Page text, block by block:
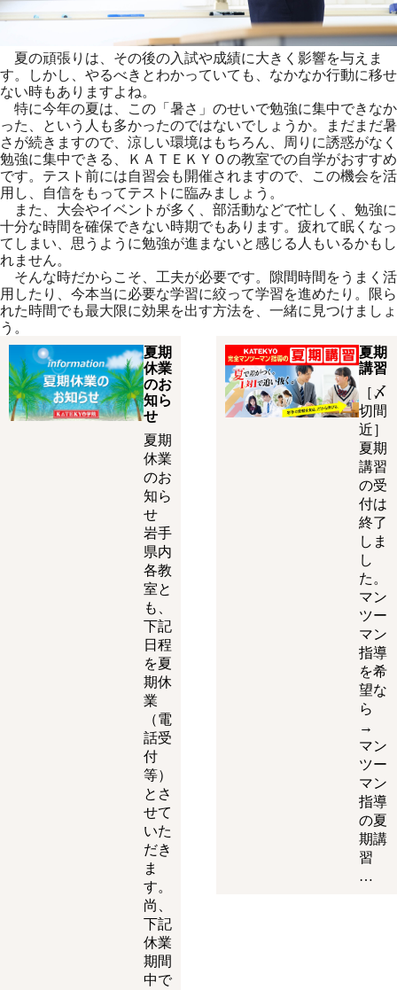
夏の頑張りは、その後の入試や成績に大きく影響を与えま
す。しかし、やるべきとわかっていても、なかなか行動に移せ
ない時もありますよね。
特に今年の夏は、この「暑さ」のせいで勉強に集中できなか
った、という人も多かったのではないでしょうか。まだまだ暑
さが続きますので、涼しい環境はもちろん、周りに誘惑がなく
勉強に集中できる、ＫＡＴＥＫＹＯの教室での自学がおすすめ
です。テスト前には自習会も開催されますので、この機会を活
用し、自信をもってテストに臨みましょう。
また、大会やイベントが多く、部活動などで忙しく、勉強に
十分な時間を確保できない時期でもあります。疲れて眠くなっ
てしまい、思うように勉強が進まないと感じる人もいるかもし
れません。
そんな時だからこそ、工夫が必要です。隙間時間をうまく活
用したり、今本当に必要な学習に絞って学習を進めたり。限ら
れた時間でも最大限に効果を出す方法を、一緒に見つけましょ
う。
夏期
休業
のお
知ら
せ
夏期
休業
のお
知ら
せ
岩手
県内
各教
室と
も、
下記
日程
を夏
期休
業
（電
話受
付
等）
とさ
せて
いた
だき
ま
す。
尚、
下記
休業
期間
中で
夏期
講習
［〆
切間
近］
夏期
講習
の受
付は
終了
しま
し
た。
マン
ツー
マン
指導
を希
望な
ら
→
マン
ツー
マン
指導
の夏
期講
習
…